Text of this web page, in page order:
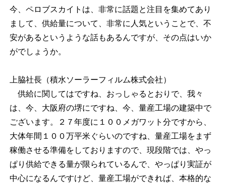
今、ペロブスカイトは、非常に話題と注目を集めてあり
まして、供給量について、非常に人気ということで、不
安があるというような話もあるんですが、その点はいか
がでしょうか。
上脇社長（積水ソーラーフィルム株式会社）
供給に関してはですね、おっしゃるとおりで、我々
は、今、大阪府の堺にですね、今、量産工場の建築中で
ございます。２７年度に１００メガワット分ですから、
大体年間１００万平米ぐらいのですね、量産工場をまず
稼働させる準備をしておりますので、現段階では、やっ
ぱり供給できる量が限られているんで、やっぱり実証が
中心になるんですけど、量産工場ができれば、本格的な